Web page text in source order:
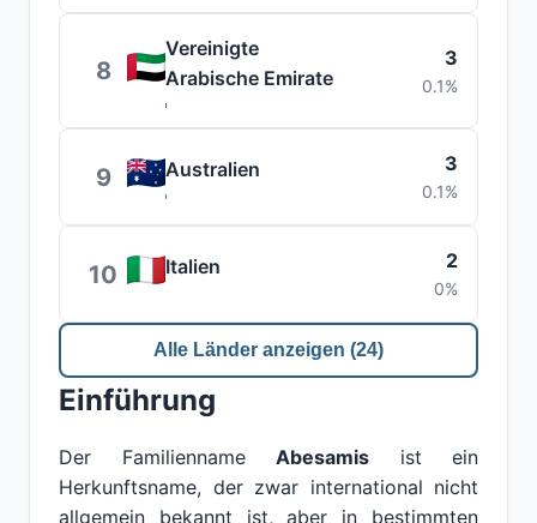
8
Vereinigte
Arabische Emirate
3
0.1%
9 Australien 3
0.1%
10 Italien 2
0%
Alle Länder anzeigen (24)
Einführung
Der Familienname Abesamis ist ein
Herkunftsname, der zwar international nicht
allgemein bekannt ist, aber in bestimmten